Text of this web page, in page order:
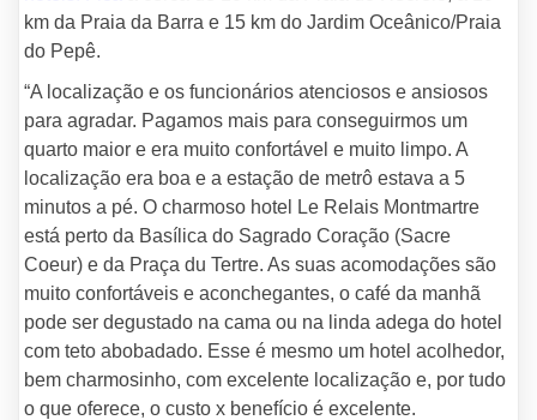
km da Praia da Barra e 15 km do Jardim Oceânico/Praia
do Pepê.
“A localização e os funcionários atenciosos e ansiosos
para agradar. Pagamos mais para conseguirmos um
quarto maior e era muito confortável e muito limpo. A
localização era boa e a estação de metrô estava a 5
minutos a pé. O charmoso hotel Le Relais Montmartre
está perto da Basílica do Sagrado Coração (Sacre
Coeur) e da Praça du Tertre. As suas acomodações são
muito confortáveis e aconchegantes, o café da manhã
pode ser degustado na cama ou na linda adega do hotel
com teto abobadado. Esse é mesmo um hotel acolhedor,
bem charmosinho, com excelente localização e, por tudo
o que oferece, o custo x benefício é excelente.